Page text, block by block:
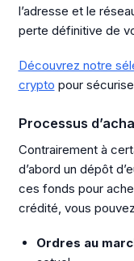
l’adresse et le
perte définitive de
Découvrez notre
crypto pour
Processus
Contrairement à
d’abord un dépôt
ces fonds pour
crédité, vous
Ordres au